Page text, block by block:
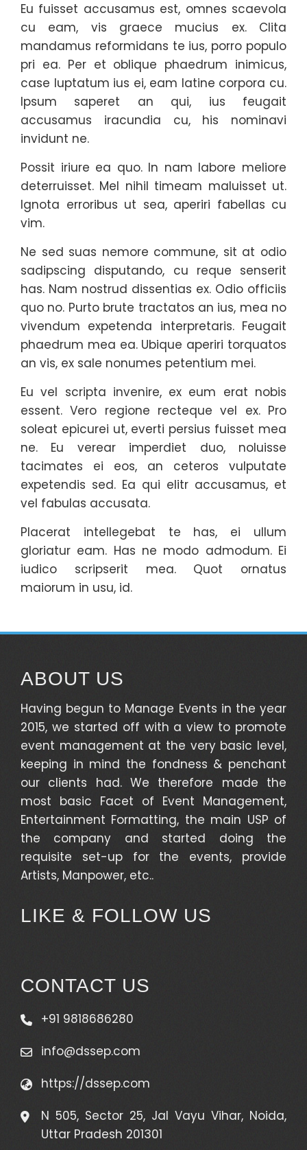
Eu fuisset accusamus est, omnes scaevola
cu eam, vis graece mucius ex. Clita
mandamus reformidans te ius, porro populo
pri ea. Per et oblique phaedrum inimicus,
case luptatum ius ei, eam latine corpora cu.
Ipsum saperet an qui, ius feugait
accusamus iracundia cu, his nominavi
invidunt ne.
Possit iriure ea quo. In nam labore meliore
deterruisset. Mel nihil timeam maluisset ut.
Ignota erroribus ut sea, aperiri fabellas cu
vim.
Ne sed suas nemore commune, sit at odio
sadipscing disputando, cu reque senserit
has. Nam nostrud dissentias ex. Odio officiis
quo no. Purto brute tractatos an ius, mea no
vivendum expetenda interpretaris. Feugait
phaedrum mea ea. Ubique aperiri torquatos
an vis, ex sale nonumes petentium mei.
Eu vel scripta invenire, ex eum erat nobis
essent. Vero regione recteque vel ex. Pro
soleat epicurei ut, everti persius fuisset mea
ne. Eu verear imperdiet duo, noluisse
tacimates ei eos, an ceteros vulputate
expetendis sed. Ea qui elitr accusamus, et
vel fabulas accusata.
Placerat intellegebat te has, ei ullum
gloriatur eam. Has ne modo admodum. Ei
iudico scripserit mea. Quot ornatus
maiorum in usu, id.
ABOUT US
Having begun to Manage Events in the year
2015, we started off with a view to promote
event management at the very basic level,
keeping in mind the fondness & penchant
our clients had. We therefore made the
most basic Facet of Event Management,
Entertainment Formatting, the main USP of
the company and started doing the
requisite set-up for the events, provide
Artists, Manpower, etc..
LIKE & FOLLOW US
CONTACT US
+91 9818686280
info@dssep.com
https://dssep.com
N 505, Sector 25, Jal Vayu Vihar, Noida,
Uttar Pradesh 201301